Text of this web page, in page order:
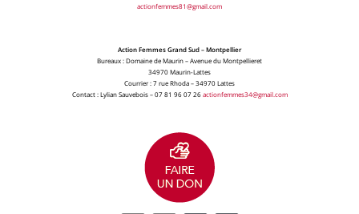
actionfemmes81@gmail.com
Action Femmes Grand Sud – Montpellier
Bureaux : Domaine de Maurin – Avenue du Montpellieret
34970 Maurin-Lattes
Courrier : 7 rue Rhoda – 34970 Lattes
Contact : Lylian Sauvebois – 07 81 96 07 26actionfemmes34@gmail.com